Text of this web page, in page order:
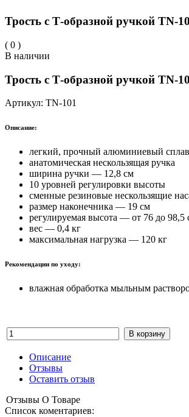
Трость с Т-образной ручкой TN-
( 0 )
В наличии
Трость с Т-образной ручкой TN-
Артикул: TN-101
Описание:
легкий, прочный алюминиевый сплав
анатомическая нескользящая ручка
ширина ручки — 12,8 см
10 уровней регулировки высоты
сменные резиновые нескользящие
размер наконечника — 19 см
регулируемая высота — от 76 до
вес — 0,4 кг
максимальная нагрузка — 120 кг
Рекомендации по уходу:
влажная обработка мыльным
Описание
Отзывы
Оставить отзыв
Отзывы О Товаре
Список коментариев: